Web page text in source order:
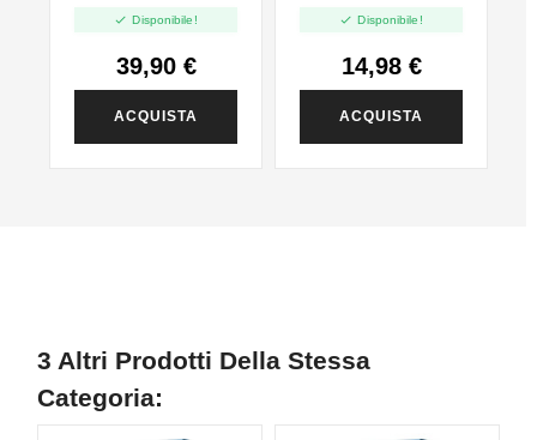
 Disponibile!
39,90 €
ACQUISTA
And Vape - 20ml
 Disponibile!
14,98 €
ACQUISTA
3 Altri Prodotti Della Stessa
Categoria: